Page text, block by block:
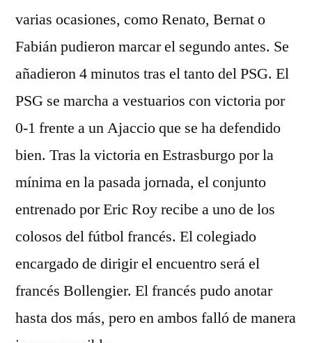
varias ocasiones, como Renato, Bernat o
Fabián pudieron marcar el segundo antes. Se
añadieron 4 minutos tras el tanto del PSG. El
PSG se marcha a vestuarios con victoria por
0-1 frente a un Ajaccio que se ha defendido
bien. Tras la victoria en Estrasburgo por la
mínima en la pasada jornada, el conjunto
entrenado por Eric Roy recibe a uno de los
colosos del fútbol francés. El colegiado
encargado de dirigir el encuentro será el
francés Bollengier. El francés pudo anotar
hasta dos más, pero en ambos falló de manera